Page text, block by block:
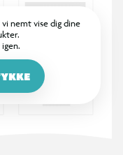
nemt vise dig dine